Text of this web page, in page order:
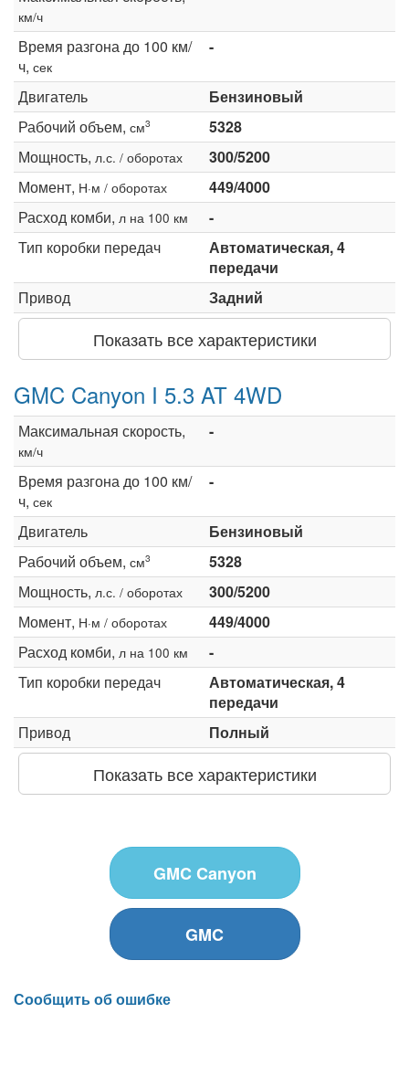
км/ч
Время разгона до 100 км/
ч, сек
-
Двигатель
Бензиновый
Рабочий объем, см3
5328
Мощность, л.с. / оборотах
300/5200
Момент, Н·м / оборотах
449/4000
Расход комби, л на 100 км
-
Тип коробки передач
Автоматическая, 4
передачи
Привод
Задний
Показать все характеристики
GMC Canyon I 5.3 AT 4WD
Максимальная скорость,
км/ч
-
Время разгона до 100 км/
ч, сек
-
Двигатель
Бензиновый
Рабочий объем, см3
5328
Мощность, л.с. / оборотах
300/5200
Момент, Н·м / оборотах
449/4000
Расход комби, л на 100 км
-
Тип коробки передач
Автоматическая, 4
передачи
Привод
Полный
Показать все характеристики
GMC Canyon
GMC
Сообщить об ошибке